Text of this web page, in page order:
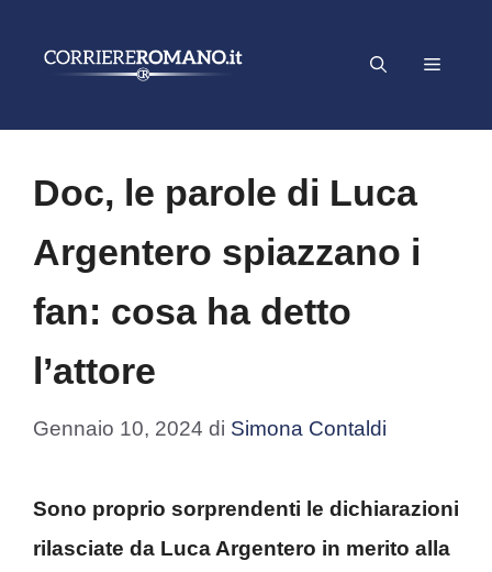
Menu
Doc, le parole di Luca
Argentero spiazzano i
fan: cosa ha detto
l’attore
Gennaio 10, 2024 di Simona Contaldi
Sono proprio sorprendenti le dichiarazioni
rilasciate da Luca Argentero in merito alla